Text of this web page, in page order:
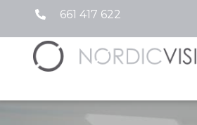
661 417 622